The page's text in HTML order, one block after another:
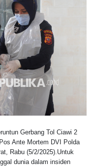
Gerbang Tol Ciawi 2
Ante Mortem DVI Polda
Rabu (5/2/2025).Untuk
dunia dalam insiden